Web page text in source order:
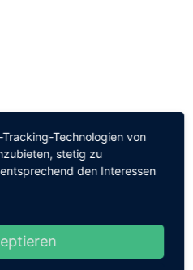
Technologien von
stetig zu
den Interessen